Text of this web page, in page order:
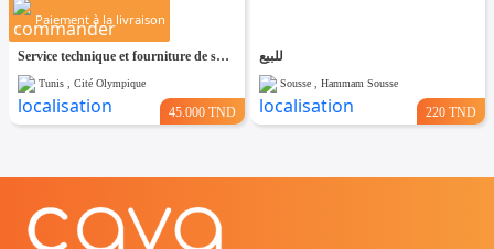
Paiement à la livraison
Service technique et fourniture de solutions spécialisées
Tunis , Cité Olympique
45.000 TND
للبيع
Sousse , Hammam Sousse
220 TND